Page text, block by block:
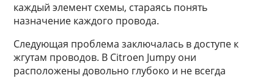
каждый элемент схемы, стараясь понять
назначение каждого провода.
Следующая проблема заключалась в доступе к
жгутам проводов. В Citroen Jumpy они
расположены довольно глубоко и не всегда